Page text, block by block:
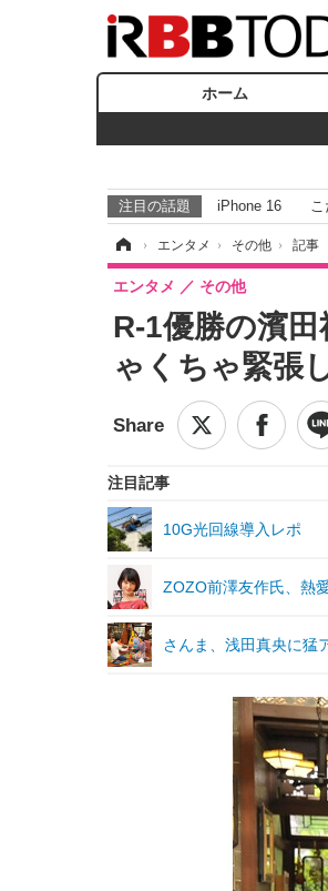
ホーム
注目の話題 iPhone 16
› エンタメ › その他 › 記事
R-1優勝の濱
ゃくちゃ緊張
エンタメ その他
注目記事
10G光回線導入レポ
ZOZO前澤友作氏、熱
さんま、浅田真央に猛